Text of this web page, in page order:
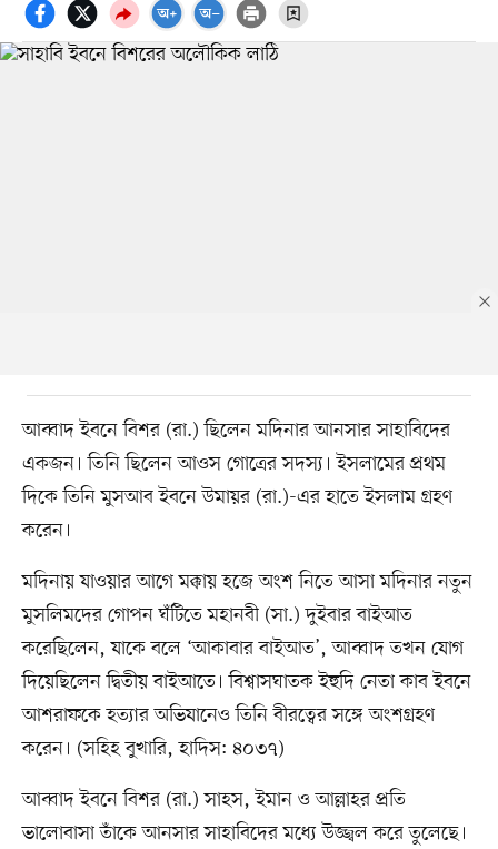
আব্বাদ ইবনে বিশর (রা.) ছিলেন মদিনার আনসার সাহাবিদের
একজন। তিনি ছিলেন আওস গোত্রের সদস্য। ইসলামের প্রথম
দিকে তিনি মুসআব ইবনে উমায়র (রা.)-এর হাতে ইসলাম গ্রহণ
করেন।
মদিনায় যাওয়ার আগে মক্কায় হজে অংশ নিতে আসা মদিনার নতুন
মুসলিমদের গোপন ঘঁটিতে মহানবী (সা.) দুইবার বাইআত
করেছিলেন, যাকে বলে ‘আকাবার বাইআত’, আব্বাদ তখন যোগ
দিয়েছিলেন দ্বিতীয় বাইআতে। বিশ্বাসঘাতক ইহুদি নেতা কাব ইবনে
আশরাফকে হত্যার অভিযানেও তিনি বীরত্বের সঙ্গে অংশগ্রহণ
করেন। (সহিহ বুখারি, হাদিস: ৪০৩৭)
আব্বাদ ইবনে বিশর (রা.) সাহস, ইমান ও আল্লাহর প্রতি
ভালোবাসা তাঁকে আনসার সাহাবিদের মধ্যে উজ্জ্বল করে তুলেছে।